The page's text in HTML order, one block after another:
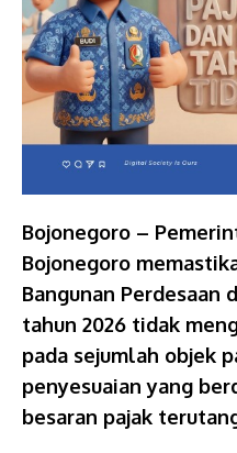
Bojonegoro –
Bojonegoro
Bangunan Perdesaan
tahun 2026 tidak
pada sejumlah objek
penyesuaian yang
besaran pajak